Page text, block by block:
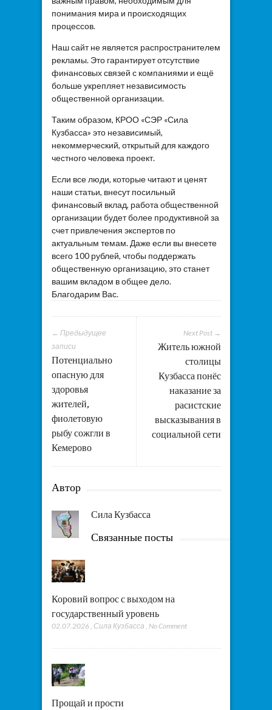
понимания мира и происходящих
процессов.
Наш сайт не является распространителем
рекламы. Это гарантирует отсутствие
финансовых связей с компаниями и ещё
больше укрепляет независимость
общественной организации.
Таким образом, КРОО «СЭР «Сила
Кузбасса» это независимый,
некоммерческий, открытый для каждого
честного человека проект.
Если все люди, которые читают и ценят
наши статьи, внесут посильный
финансовый вклад, работа общественной
организации будет более продуктивной за
счет привлечения экспертов по
актуальным темам. Даже если вы внесете
всего 100 рублей, чтобы поддержать
общественную организацию, это станет
вашим вкладом в общее дело.
Благодарим Вас.
Next Post →
Житель южной
столицы
Кузбасса понёс
наказание за
расистские
высказывания в
социальной сети
← Предыдущее
записи
Потенциально
опасную для
здоровья
жителей,
фиолетовую
рыбу сожгли в
Кемерово
Автор
Сила Кузбасса
Связанные посты
Коровий вопрос с выходом на
государственный уровень
02.07.2026 , Сила Кузбасса , No Comment
Прощай и прости